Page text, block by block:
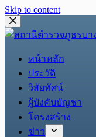
Skip to content
หน้าหลัก
ประวัติ
วิสัยทัศน์
ผู้บังคับบัญชา
โครงสร้าง
ข่าว